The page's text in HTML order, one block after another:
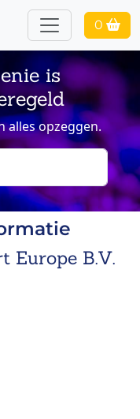
0
is
alles opzeggen.
Europe B.V.